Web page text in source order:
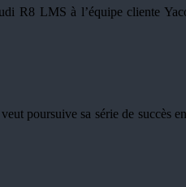
R8 LMS à l’équipe cliente
poursuive sa série de succès